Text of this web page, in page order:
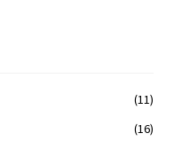
(11)
(16)